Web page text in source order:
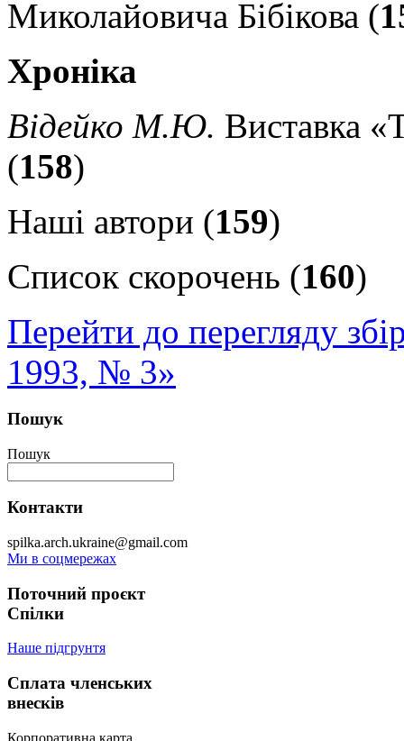
Миколайовича Бібікова (
Хроніка
Відейко М.Ю. Виставка
(158)
Наші автори (159)
Список скорочень (160)
Перейти до перегляду
1993, № 3»
Пошук
Пошук
Контакти
spilka.arch.ukraine@gmail.com
Ми в соцмережах
Поточний проєкт
Спілки
Наше підгрунтя
Сплата членських
внесків
Корпоративна карта